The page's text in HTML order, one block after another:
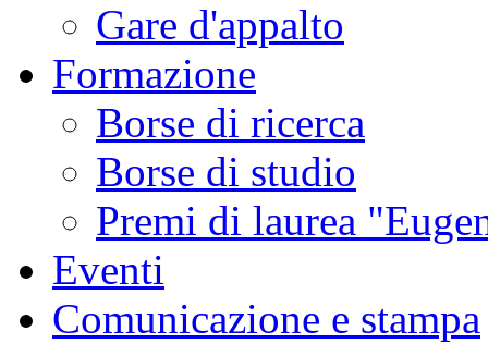
Gare d'appalto
Formazione
Borse di ricerca
Borse di studio
Premi di laurea
Eventi
Comunicazione e stampa